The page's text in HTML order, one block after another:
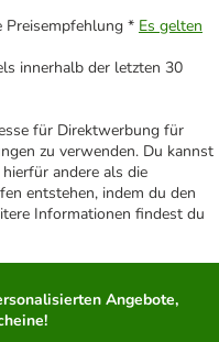
Preisempfehlung * Es gelten
innerhalb der letzten 30
für Direktwerbung für
zu verwenden. Du kannst
andere als die
entstehen, indem du den
Informationen findest du
Angebote,